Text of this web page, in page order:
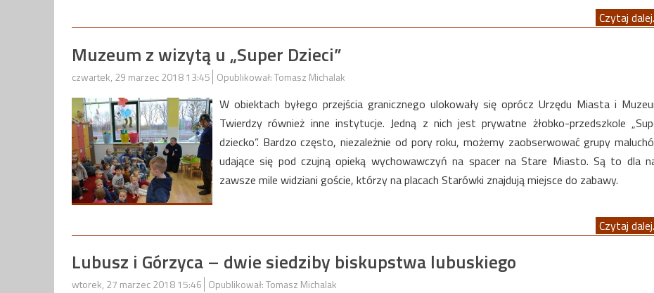
Czytaj
Muzeum z wizytą u „Super Dzieci”
czwartek, 29 marzec 2018 13:45 Opublikował: Tomasz Michalak
W obiektach byłego przejścia granicznego ulokowały się oprócz Urzędu Miasta i
Twierdzy również inne instytucje. Jedną z nich jest prywatne żłobko-przedszkole
dziecko”. Bardzo często, niezależnie od pory roku, możemy zaobserwować grupy
udające się pod czujną opieką wychowawczyń na spacer na Stare Miasto. Są to dla
zawsze mile widziani goście, którzy na placach Starówki znajdują miejsce do zabawy.
Czytaj
Lubusz i Górzyca – dwie siedziby biskupstwa lubuskiego
wtorek, 27 marzec 2018 15:46 Opublikował: Tomasz Michalak